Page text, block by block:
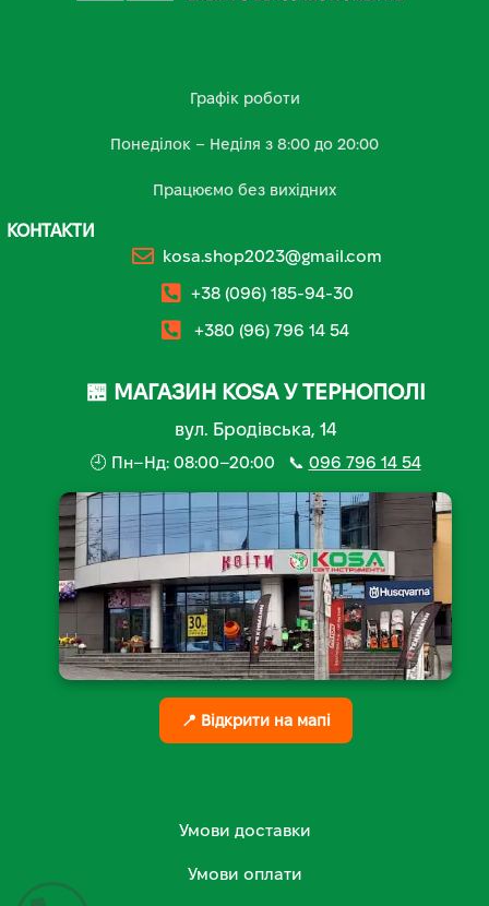
Графік роботи
Понеділок – Неділя з 8:00 до 20:00
Працюємо без вихідних
КОНТАКТИ
kosa.shop2023@gmail.com
+38 (096) 185-94-30
+380 (96) 796 14 54
🏪 МАГАЗИН KOSA У ТЕРНОПОЛІ
вул. Бродівська, 14
🕘 Пн–Нд: 08:00–20:00 📞 096 796 14 54
📍 Відкрити на мапі
Умови доставки
Умови оплати